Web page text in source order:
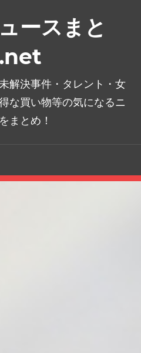
ースまと
解決事件・タレント・女
な買い物等の気になるニ
まとめ！